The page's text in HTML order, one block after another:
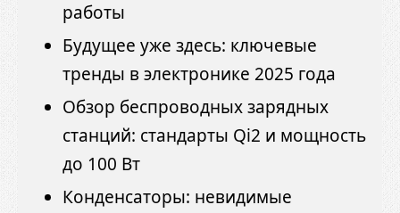
работы
Будущее уже здесь: ключевые
тренды в электронике 2025 года
Обзор беспроводных зарядных
станций: стандарты Qi2 и мощность
до 100 Вт
Конденсаторы: невидимые